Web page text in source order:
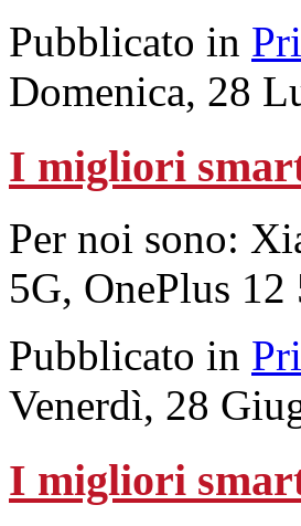
Pubblicato in
Domenica, 28
I migliori
Per noi sono:
5G, OnePlus
Pubblicato in
Venerdì, 28
I migliori